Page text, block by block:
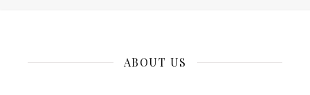
ABOUT US